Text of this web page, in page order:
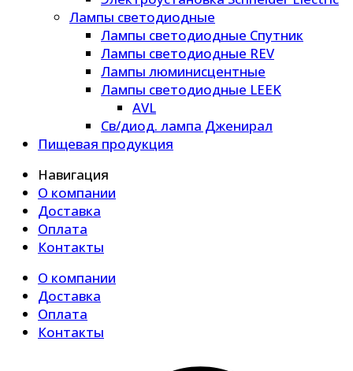
Лампы светодиодные
Лампы светодиодные Спутник
Лампы светодиодные REV
Лампы люминисцентные
Лампы светодиодные LEEK
AVL
Св/диод. лампа Дженирал
Пищевая продукция
Навигация
О компании
Доставка
Оплата
Контакты
О компании
Доставка
Оплата
Контакты